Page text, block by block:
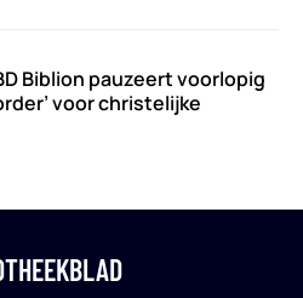
Biblion pauzeert voorlopig
voor christelijke